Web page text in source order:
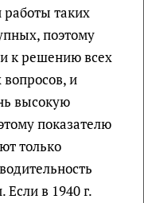
работы таких
поэтому
к решению всех
вопросов, и
высокую
показателю
только
в 1940 г.